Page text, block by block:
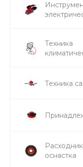
Техника
Техника
оснастка